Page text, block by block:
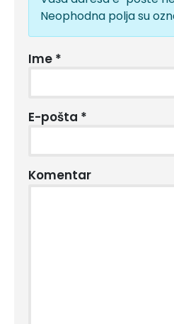
Neophodna polja su
Ime *
E-pošta *
Komentar